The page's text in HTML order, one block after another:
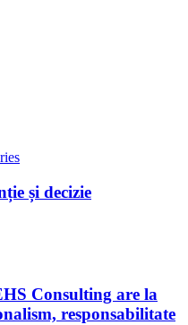
și decizie
Consulting are la
responsabilitate